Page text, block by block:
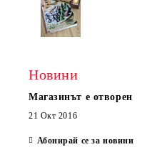
Новини
Магазинът е отворен
21 Окт 2016
Абонирай се за новини